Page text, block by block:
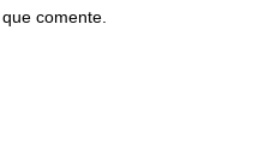
comente.